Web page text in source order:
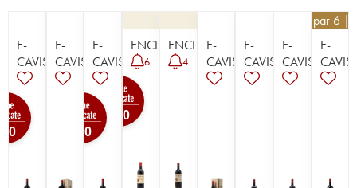
E-
CAVISTE
E-
CAVISTE
E-
CAVISTE
100
ENCHÈRE
6
100
ENCHÈRE
4
E-
CAVISTE
E-
CAVISTE
E-
CAVISTE
par 6 |
E-